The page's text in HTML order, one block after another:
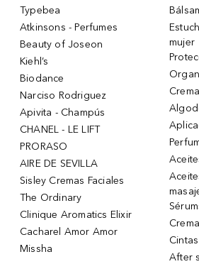
Typebea
Atkinsons - Perfumes
Beauty of Joseon
Kiehl’s
Biodance
Narciso Rodriguez
Apivita - Champús
CHANEL - LE LIFT
PRORASO
AIRE DE SEVILLA
Sisley Cremas Faciales
The Ordinary
Clinique Aromatics Elixir
Cacharel Amor Amor
Missha
mujer
After